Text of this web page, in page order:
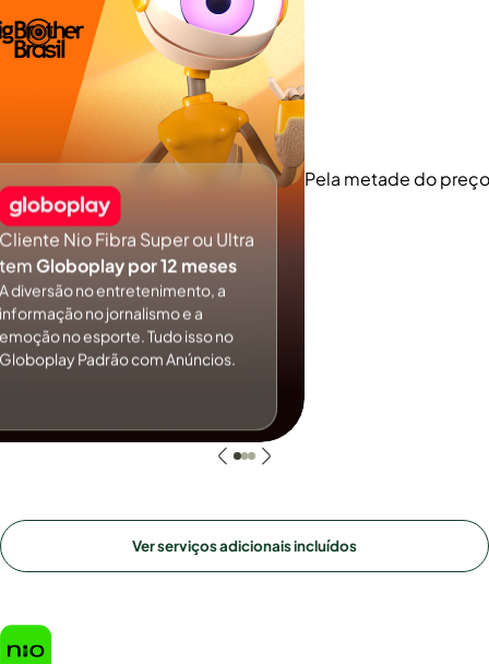
Cliente Nio Fibra Super ou Ultra
temGloboplay por 12 meses
A diversão no entretenimento, a
informação no jornalismo e a
emoção no esporte. Tudo isso no
Globoplay Padrão com Anúncios.
Pela metade do preço
Ver serviços adicionais incluídos